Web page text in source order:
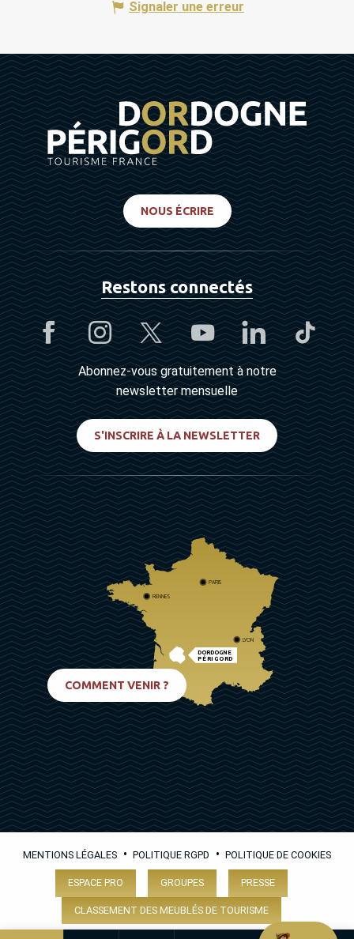
Signaler une erreur
NOUS ÉCRIRE
Restons connectés
Abonnez-vous gratuitement à notre
newsletter mensuelle
S'INSCRIRE À LA NEWSLETTER
DORDOGNE
PÉRIGORD
PARIS
RENNES
LYON
COMMENT VENIR ?
MENTIONS LÉGALES • POLITIQUE RGPD • POLITIQUE DE COOKIES
ESPACE PRO GROUPES PRESSE
CLASSEMENT DES MEUBLÉS DE TOURISME